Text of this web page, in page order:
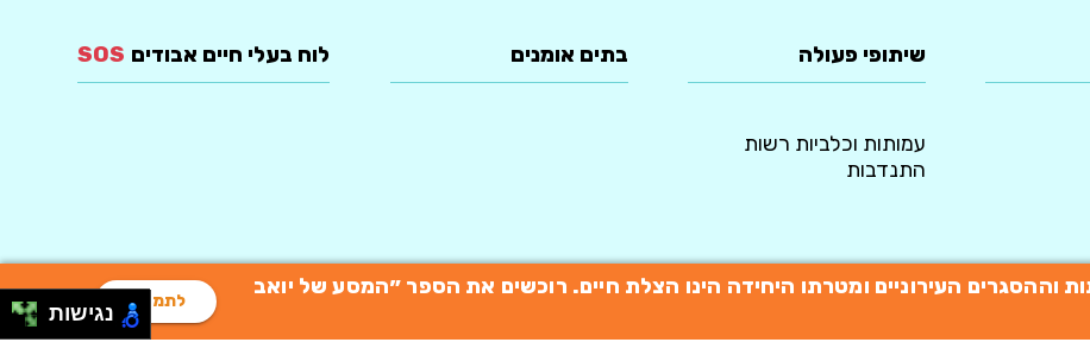
וההסגרים העירוניים ומטרתו היחידה הינו הצלת חיים. רוכשים את הספר ״המסע של יואב
לתמיכה
שיתופי פעולה
עמותות וכלביות רשות
התנדבות
בתים אומנים לוח בעלי חיים אבודים SOS
נגישות